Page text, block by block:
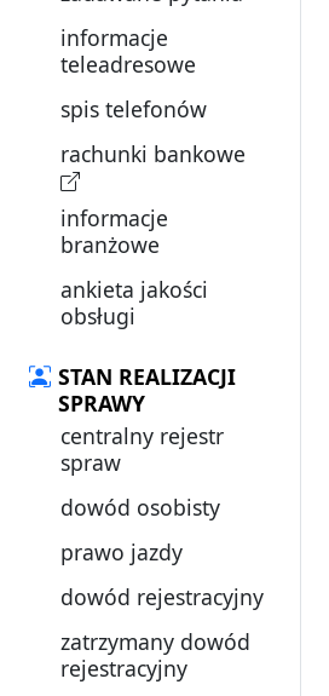
informacje
teleadresowe
spis telefonów
rachunki bankowe
informacje
branżowe
ankieta jakości
obsługi
STAN REALIZACJI
SPRAWY
centralny rejestr
spraw
dowód osobisty
prawo jazdy
dowód rejestracyjny
zatrzymany dowód
rejestracyjny